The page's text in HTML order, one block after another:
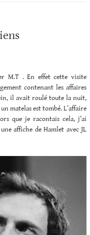
M.T . En effet cette visite
contenant les affaires
il avait roulé toute la nuit,
matelas est tombé. L’affaire
que je racontais cela, j’ai
affiche de Hamlet avec JL